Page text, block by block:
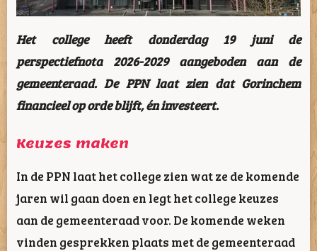
Het college heeft donderdag 19 juni de
perspectiefnota 2026-2029 aangeboden aan de
gemeenteraad. De PPN laat zien dat Gorinchem
financieel op orde blijft, én investeert.
Keuzes maken
In de PPN laat het college zien wat ze de komende
jaren wil gaan doen en legt het college keuzes
aan de gemeenteraad voor. De komende weken
vinden gesprekken plaats met de gemeenteraad